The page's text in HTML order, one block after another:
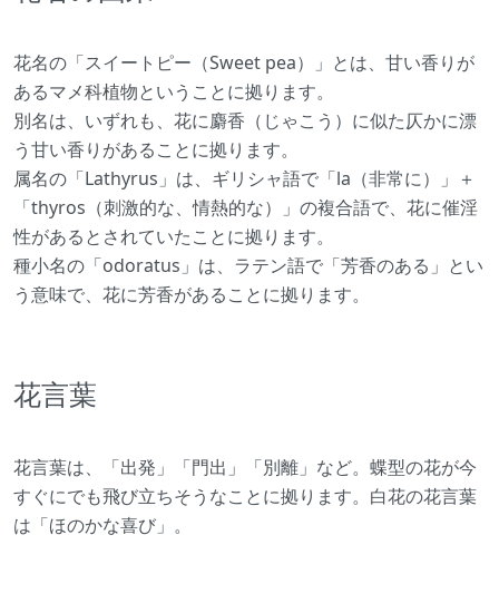
花名の「スイートピー（Sweet pea）」とは、甘い香りが
あるマメ科植物ということに拠ります。
別名は、いずれも、花に麝香（じゃこう）に似た仄かに漂
う甘い香りがあることに拠ります。
属名の「Lathyrus」は、ギリシャ語で「la（非常に）」＋
「thyros（刺激的な、情熱的な）」の複合語で、花に催淫
性があるとされていたことに拠ります。
種小名の「odoratus」は、ラテン語で「芳香のある」とい
う意味で、花に芳香があることに拠ります。
花言葉
花言葉は、「出発」「門出」「別離」など。蝶型の花が今
すぐにでも飛び立ちそうなことに拠ります。白花の花言葉
は「ほのかな喜び」。